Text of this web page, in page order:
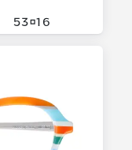
5316